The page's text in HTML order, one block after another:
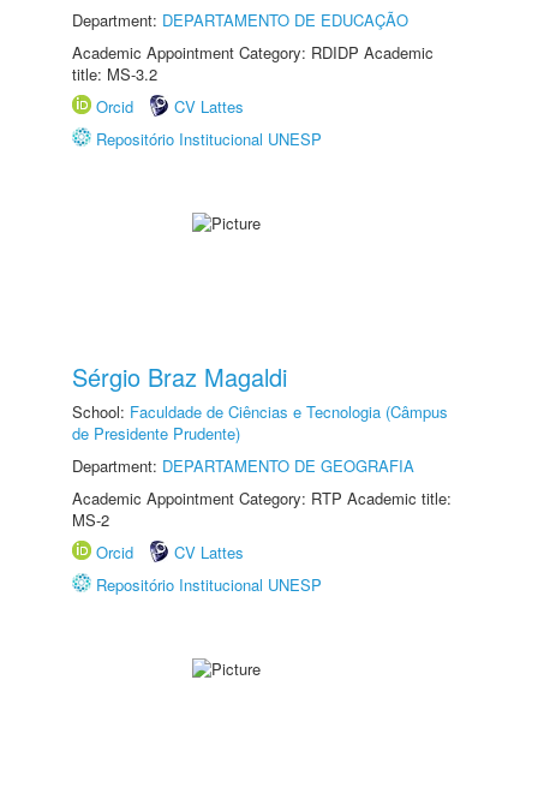
Department: DEPARTAMENTO DE EDUCAÇÃO
Academic Appointment Category: RDIDP Academic
title: MS-3.2
Orcid
CV Lattes
Repositório Institucional UNESP
Sérgio Braz Magaldi
School: Faculdade de Ciências e Tecnologia (Câmpus
de Presidente Prudente)
Department: DEPARTAMENTO DE GEOGRAFIA
Academic Appointment Category: RTP Academic title:
MS-2
Orcid
CV Lattes
Repositório Institucional UNESP